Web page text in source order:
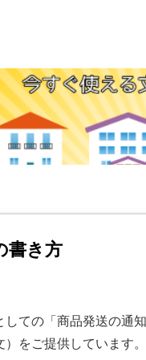
書き方
ての「商品発送の通
をご提供しています